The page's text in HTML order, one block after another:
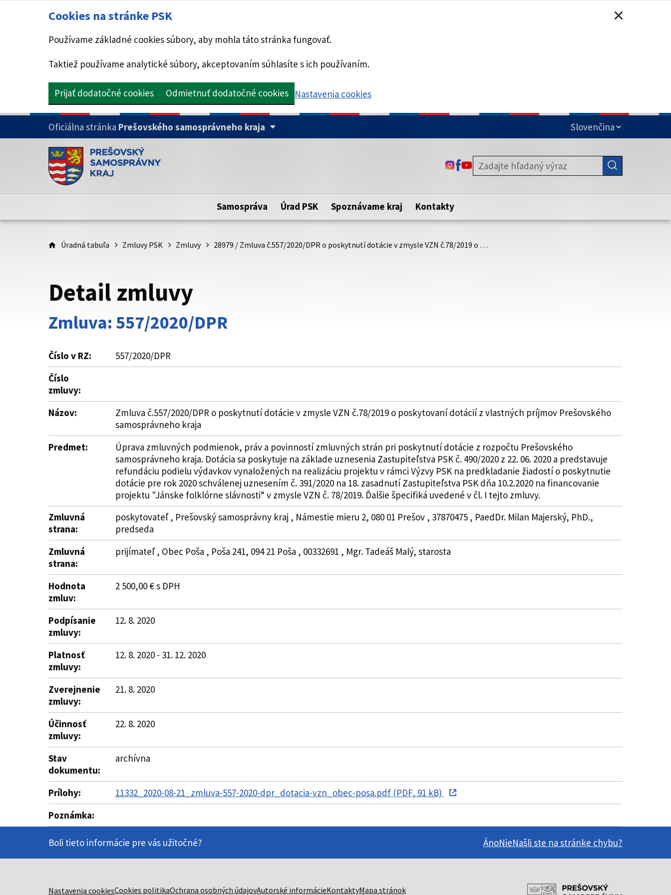
Cookies na stránke PSK
Používame základné cookies súbory, aby mohla táto stránka fungovať.
Taktiež používame analytické súbory, akceptovaním súhlasíte s ich používaním.
Prijať dodatočné cookies Odmietnuť dodatočné cookies Nastavenia cookies
PRESKOČIŤ NA HLAVNÝ OBSAH
Oficiálna stránka Prešovského samosprávneho kraja
Doména psk.sk je oficiálna
Toto je oficiálna webová stránka Prešovského samosprávneho kraja.
Táto stránka je zabezpečená
zabezpečenú webovú stránku. Zabezpečená stránka vždy začína
https:// pred názvom domény webového sídla.
ODKAZ SA OTVORÍ NA NOVEJ KARTE
ODKAZ SA OTVORÍ NA NOVEJ KARTE
ODKAZ SA OTVORÍ NA NOVEJ KARTE
Samospráva Úrad PSK Spoznávame kraj Kontakty
Úradná tabuľa Zmluvy PSK Zmluvy 28979 / Zmluva č.557/2020/DPR o poskytnutí dotácie v zmysle VZN č.78/2019 o …
Detail zmluvy
Zmluva: 557/2020/DPR
Číslo v RZ:
557/2020/DPR
Číslo
zmluvy:
Názov:
Zmluva č.557/2020/DPR o poskytnutí dotácie v zmysle VZN č.78/2019 o poskytovaní dotácií z vlastných príjmov Prešovského
samosprávneho kraja
Predmet:
Úprava zmluvných podmienok, práv a povinností zmluvných strán pri poskytnutí dotácie z rozpočtu Prešovského
samosprávneho kraja. Dotácia sa poskytuje na základe uznesenia Zastupiteľstva PSK č. 490/2020 z 22. 06. 2020 a predstavuje
refundáciu podielu výdavkov vynaložených na realizáciu projektu v rámci Výzvy PSK na predkladanie žiadostí o poskytnutie
dotácie pre rok 2020 schválenej uznesením č. 391/2020 na 18. zasadnutí Zastupiteľstva PSK dňa 10.2.2020 na financovanie
projektu "Jánske folklórne slávnosti“ v zmysle VZN č. 78/2019. Ďalšie špecifiká uvedené v čl. I tejto zmluvy.
Zmluvná
strana:
poskytovateľ , Prešovský samosprávny kraj , Námestie mieru 2, 080 01 Prešov , 37870475 , PaedDr. Milan Majerský, PhD.,
predseda
Zmluvná
strana:
prijímateľ , Obec Poša , Poša 241, 094 21 Poša , 00332691 , Mgr. Tadeáš Malý, starosta
Hodnota
zmluv:
2 500,00 € s DPH
Podpísanie
zmluvy:
12. 8. 2020
Platnosť
zmluvy:
12. 8. 2020 - 31. 12. 2020
Zverejnenie
zmluvy:
21. 8. 2020
Účinnosť
zmluvy:
22. 8. 2020
Stav
dokumentu:
archívna
Prílohy:
11332_2020-08-21_zmluva-557-2020-dpr_dotacia-vzn_obec-posa.pdf (PDF, 91 kB)
Poznámka:
Boli tieto informácie pre vás užitočné? ÁnoNieNašli ste na stránke chybu?
Nastavenia cookiesCookies politikaOchrana osobných údajovAutorské informácieKontaktyMapa stránok